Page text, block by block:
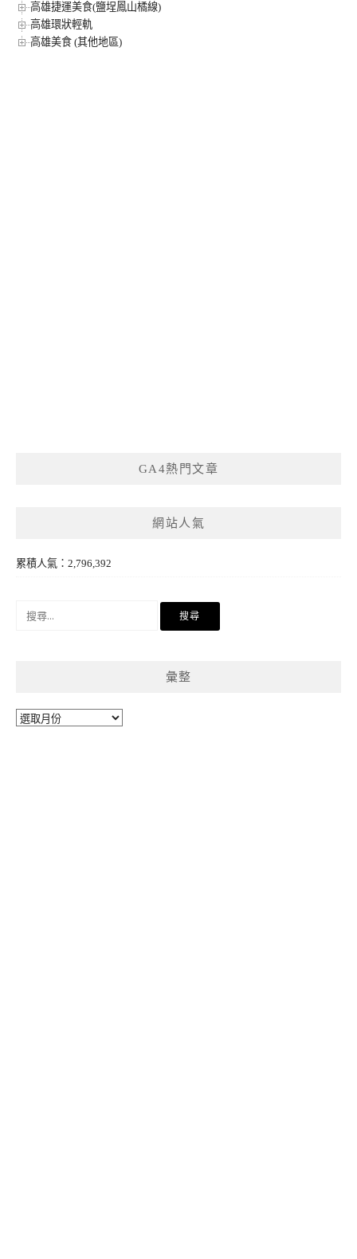
高雄捷運美食(鹽埕鳳山橘線)
高雄環狀輕軌
高雄美食 (其他地區)
GA4熱門文章
網站人氣
累積人氣：2,796,392
彙整
彙